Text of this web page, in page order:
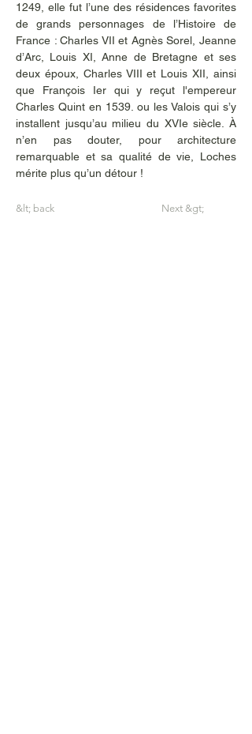
1249, elle fut l’une des résidences favorites
de grands personnages de l’Histoire de
France : Charles VII et Agnès Sorel, Jeanne
d’Arc, Louis XI, Anne de Bretagne et ses
deux époux, Charles VIII et Louis XII, ainsi
que François Ier qui y reçut l'empereur
Charles Quint en 1539. ou les Valois qui s’y
installent jusqu’au milieu du XVIe siècle. À
n’en pas douter, pour architecture
remarquable et sa qualité de vie, Loches
mérite plus qu’un détour !
&lt; back Next &gt;